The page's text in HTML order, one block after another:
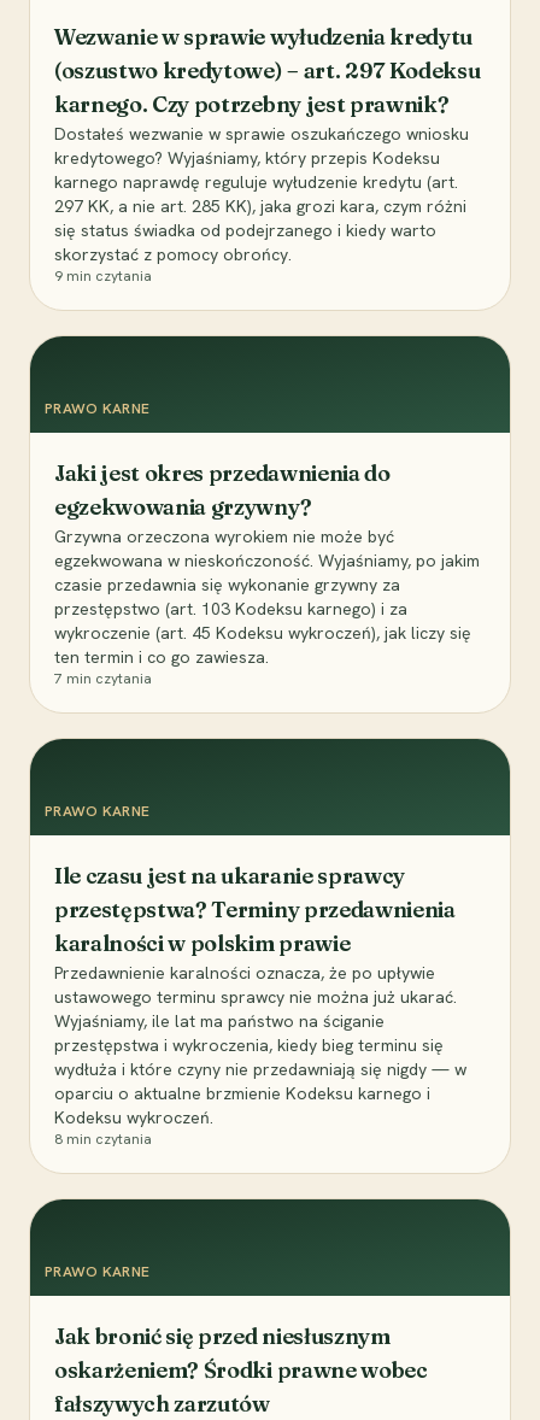
Wezwanie w sprawie wyłudzenia kredytu
(oszustwo kredytowe) – art. 297 Kodeksu
karnego. Czy potrzebny jest prawnik?
Dostałeś wezwanie w sprawie oszukańczego wniosku
kredytowego? Wyjaśniamy, który przepis Kodeksu
karnego naprawdę reguluje wyłudzenie kredytu (art.
297 KK, a nie art. 285 KK), jaka grozi kara, czym różni
się status świadka od podejrzanego i kiedy warto
skorzystać z pomocy obrońcy.
9 min czytania
PRAWO KARNE
Jaki jest okres przedawnienia do
egzekwowania grzywny?
Grzywna orzeczona wyrokiem nie może być
egzekwowana w nieskończoność. Wyjaśniamy, po jakim
czasie przedawnia się wykonanie grzywny za
przestępstwo (art. 103 Kodeksu karnego) i za
wykroczenie (art. 45 Kodeksu wykroczeń), jak liczy się
ten termin i co go zawiesza.
7 min czytania
PRAWO KARNE
Ile czasu jest na ukaranie sprawcy
przestępstwa? Terminy przedawnienia
karalności w polskim prawie
Przedawnienie karalności oznacza, że po upływie
ustawowego terminu sprawcy nie można już ukarać.
Wyjaśniamy, ile lat ma państwo na ściganie
przestępstwa i wykroczenia, kiedy bieg terminu się
wydłuża i które czyny nie przedawniają się nigdy — w
oparciu o aktualne brzmienie Kodeksu karnego i
Kodeksu wykroczeń.
8 min czytania
PRAWO KARNE
Jak bronić się przed niesłusznym
oskarżeniem? Środki prawne wobec
fałszywych zarzutów